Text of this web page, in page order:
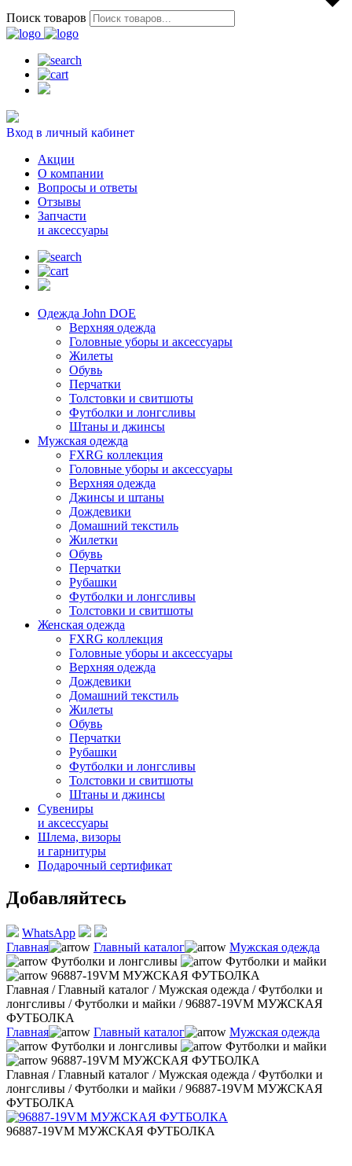
Поиск товаров
Вход в личный кабинет
Акции
О компании
Вопросы и ответы
Отзывы
Запчасти
и аксессуары
Одежда John DOE
Верхняя одежда
Головные уборы и аксессуары
Жилеты
Обувь
Перчатки
Толстовки и свитшоты
Футболки и лонгсливы
Штаны и джинсы
Мужская одежда
FXRG коллекция
Головные уборы и аксессуары
Верхняя одежда
Джинсы и штаны
Дождевики
Домашний текстиль
Жилетки
Обувь
Перчатки
Рубашки
Футболки и лонгсливы
Толстовки и свитшоты
Женская одежда
FXRG коллекция
Головные уборы и аксессуары
Верхняя одежда
Дождевики
Домашний текстиль
Жилеты
Обувь
Перчатки
Рубашки
Футболки и лонгсливы
Толстовки и свитшоты
Штаны и джинсы
Сувениры
и аксессуары
Шлема, визоры
и гарнитуры
Подарочный сертификат
Добавляйтесь
WhatsApp
Главная
Главный каталог
Мужская одежда
Футболки и лонгсливы
Футболки и майки
96887-19VM МУЖСКАЯ ФУТБОЛКА
Главная /Главный каталог /Мужская одежда /Футболки и
лонгсливы /Футболки и майки /96887-19VM МУЖСКАЯ
ФУТБОЛКА
Главная
Главный каталог
Мужская одежда
Футболки и лонгсливы
Футболки и майки
96887-19VM МУЖСКАЯ ФУТБОЛКА
Главная /Главный каталог /Мужская одежда /Футболки и
лонгсливы /Футболки и майки /96887-19VM МУЖСКАЯ
ФУТБОЛКА
96887-19VM МУЖСКАЯ ФУТБОЛКА